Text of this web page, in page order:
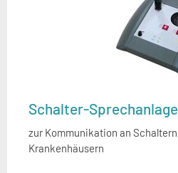
Schalter-
zur Kommunikation an
Krankenhäusern